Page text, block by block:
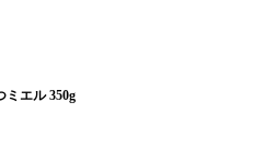
ミエル 350g